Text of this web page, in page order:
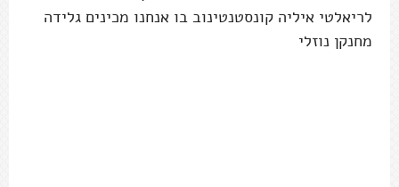
לריאלטי איליה קונסטנטינוב בו אנחנו מכינים גלידה
מחנקן נוזלי